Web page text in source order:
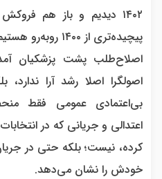
پیچیده‌تری از
اصلاح‌طلب پشت پزشکیان
اصولگرا اصلا رشد آرا ندارد،
بی‌اعتمادی عمومی فقط
اعتدالی و جریانی که در
کرده، نیست؛ بلکه حتی در
خودش را نشان می‌دهد.